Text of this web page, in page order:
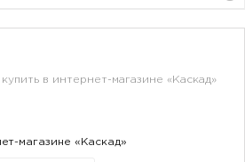
в интернет-магазине «Каскад»
магазине «Каскад»